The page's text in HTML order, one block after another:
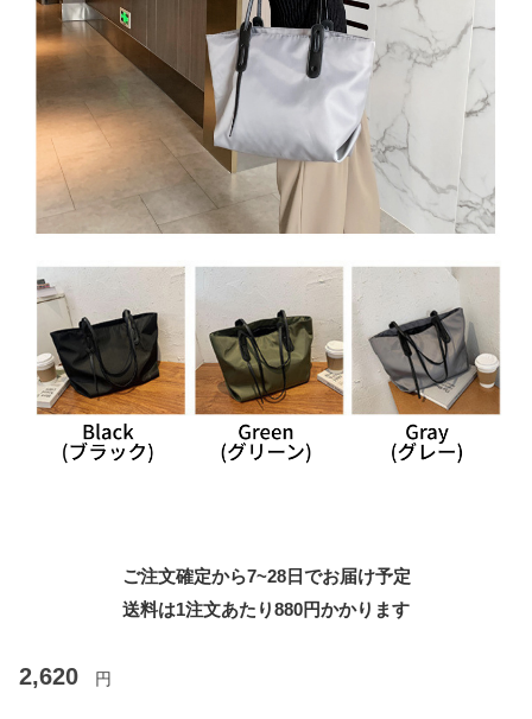
ご注文確定から7~28日でお届け予定
送料は1注文あたり880円かかります
2,620 円